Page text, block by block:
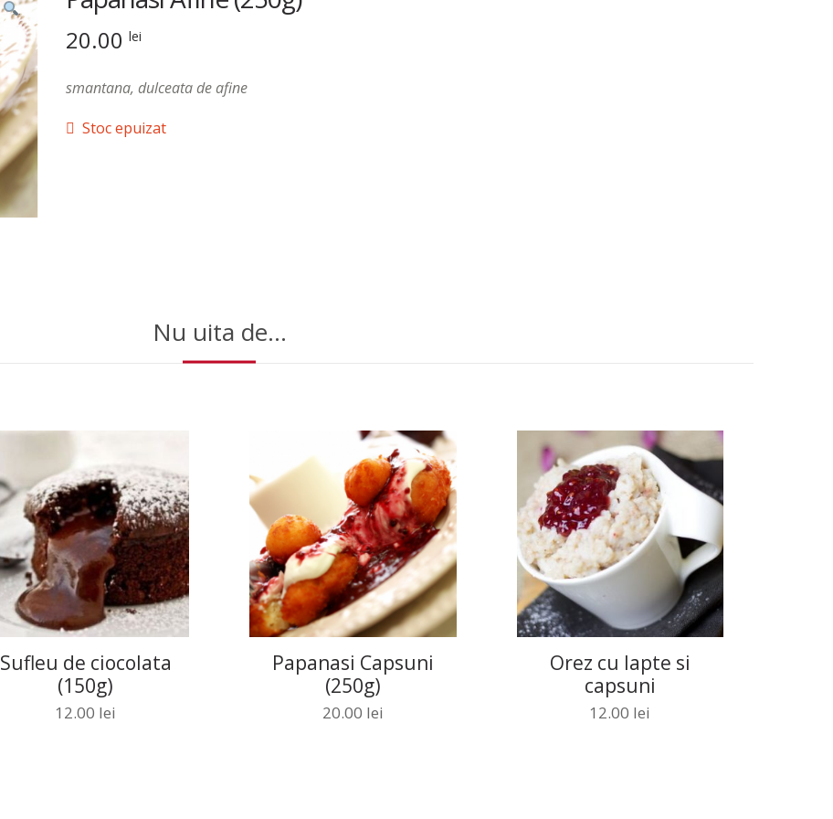
20.00 lei
smantana, dulceata de afine
Stoc epuizat
Nu uita de...
Sufleu de ciocolata
(150g)
12.00 lei
Papanasi Capsuni
(250g)
20.00 lei
Orez cu lapte si
capsuni
12.00 lei